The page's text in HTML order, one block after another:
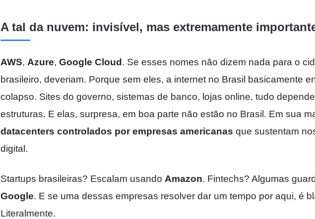
A tal da nuvem: invisível, mas extremamente
AWS, Azure, Google Cloud . Se esses nomes não dizem nada para o
brasileiro, deveriam. Porque sem eles, a internet no Brasil basicamente
colapso. Sites do governo, sistemas de banco, lojas online, tudo
estruturas. E elas, surpresa, em boa parte não estão no Brasil. Em sua
datacenters controlados por empresas americanas que sustentam
digital.
Startups brasileiras? Escalam usando Amazon. Fintechs? Algumas
Google. E se uma dessas empresas resolver dar um tempo por aqui, é
Literalmente.